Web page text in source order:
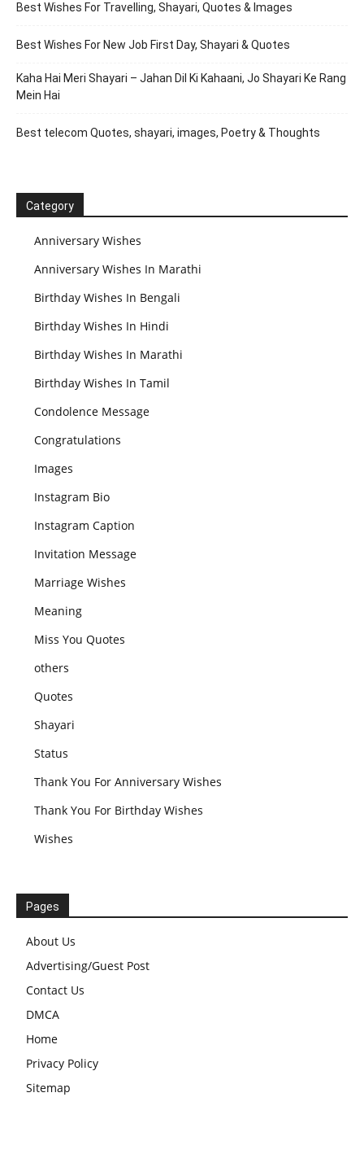
Best Wishes For Travelling, Shayari, Quotes & Images
Best Wishes For New Job First Day, Shayari & Quotes
Kaha Hai Meri Shayari – Jahan Dil Ki Kahaani, Jo Shayari Ke Rang
Mein Hai
Best telecom Quotes, shayari, images, Poetry & Thoughts
Category
Anniversary Wishes
Anniversary Wishes In Marathi
Birthday Wishes In Bengali
Birthday Wishes In Hindi
Birthday Wishes In Marathi
Birthday Wishes In Tamil
Condolence Message
Congratulations
Images
Instagram Bio
Instagram Caption
Invitation Message
Marriage Wishes
Meaning
Miss You Quotes
others
Quotes
Shayari
Status
Thank You For Anniversary Wishes
Thank You For Birthday Wishes
Wishes
Pages
About Us
Advertising/Guest Post
Contact Us
DMCA
Home
Privacy Policy
Sitemap